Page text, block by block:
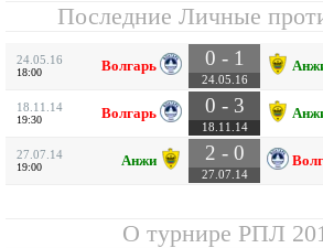
Последние Личные
24.05.16
18:00 Волгарь 0 - 1
24.05.16
18.11.14
19:30 Волгарь 0 - 3
18.11.14
27.07.14
19:00 Анжи 2 - 0
27.07.14
О турнире РПЛ